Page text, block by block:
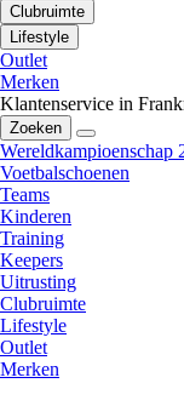
Clubruimte
Lifestyle
Outlet
Merken
Klantenservice in
Zoeken
Wereldkampioenschap
Voetbalschoenen
Teams
Kinderen
Training
Keepers
Uitrusting
Clubruimte
Lifestyle
Outlet
Merken